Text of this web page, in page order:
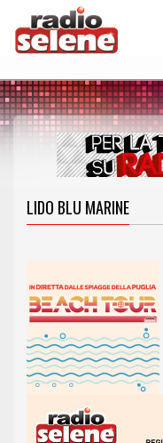
LIDO BLU MARINE